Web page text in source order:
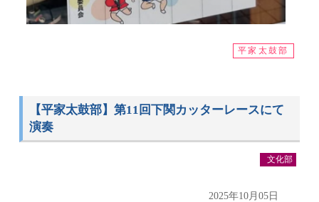
平家太鼓部
【平家太鼓部】第11回下関カッターレースにて
演奏
文化部
2025年10月05日